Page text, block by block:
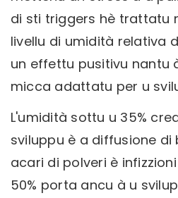
di sti triggers hè trattatu
livellu di umidità relativa
un effettu pusitivu nantu
micca adattatu per u
L'umidità sottu u 35%
sviluppu è a diffusione di
acari di polveri è
50% porta ancu à u